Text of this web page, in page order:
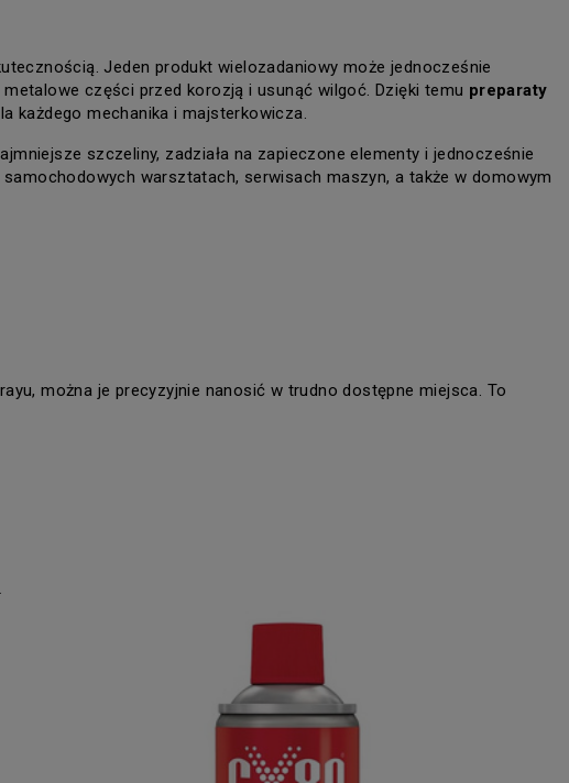
Jeden produkt wielozadaniowy może jednocześnie
części przed korozją i usunąć wilgoć. Dzięki temu preparaty
każdego mechanika i majsterkowicza.
szczeliny, zadziała na zapieczone elementy i jednocześnie
warsztatach, serwisach maszyn, a także w domowym
można je precyzyjnie nanosić w trudno dostępne miejsca. To